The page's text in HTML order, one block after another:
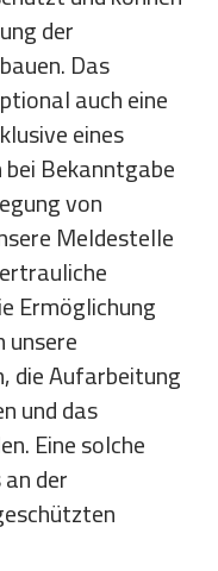
der
Das
auch eine
eines
Bekanntgabe
von
Meldestelle
Ermöglichung
die Aufarbeitung
und das
Eine solche
der